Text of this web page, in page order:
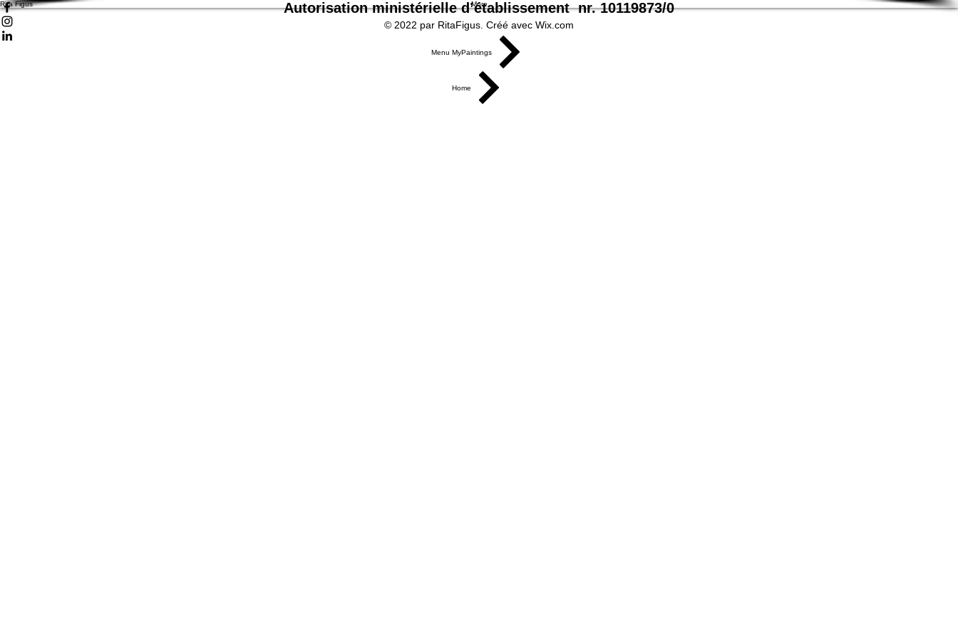
Rita Figus More
Autorisation ministérielle d’établissement nr.10119873/0
© 2022 par RitaFigus. Créé avec Wix.com
Menu MyPaintings
Home